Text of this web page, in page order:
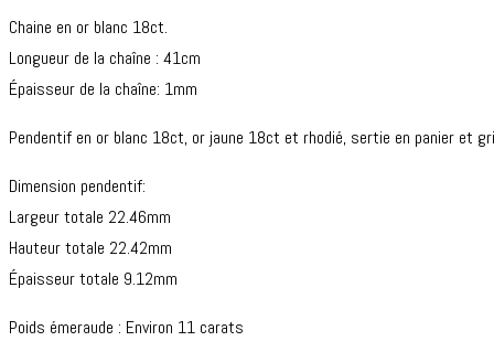
Chaine en or blanc 18ct.
Longueur de la chaîne : 41cm
Épaisseur de la chaîne: 1mm
Pendentif en or blanc 18ct, or jaune 18ct et rhodié, sertie en panier et
Dimension pendentif:
Largeur totale 22.46mm
Hauteur totale 22.42mm
Épaisseur totale 9.12mm
Poids émeraude : Environ 11 carats